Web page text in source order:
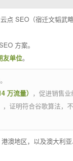
点 SEO（宿迁文韬武
方案。
友单位。
万流量） ，促进销售业
证明符合谷歌算法，
澳地区，以及澳大利亚